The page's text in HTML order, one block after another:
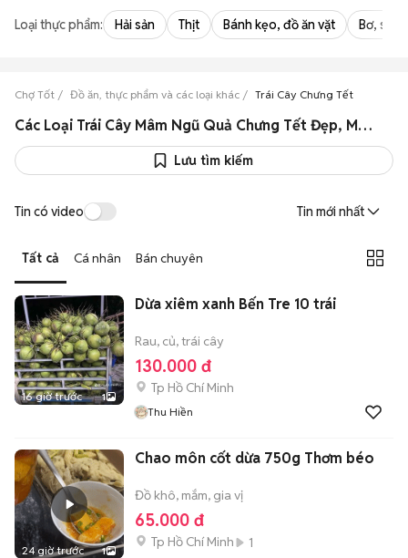
Loại thực phẩm: Hải sản Thịt Bánh kẹo, đồ ăn vặt Bơ,
Chợ Tốt Đồ ăn, thực phẩm và các loại khác Trái Cây Chưng Tết
Các Loại Trái Cây Mâm Ngũ Quả Chưng Tết Đẹp, Mang Nhiều Tài Lộc
Lưu tìm kiếm
Tin có video Tin mới nhất
Tất cả Cá nhân Bán chuyên
16 giờ trước 1
Dừa xiêm xanh Bến Tre 10 trái
Rau, củ, trái cây
130.000 đ
Tp Hồ Chí Minh
Thu Hiền
24 giờ trước 1
Chao môn cốt dừa 750g Thơm béo
Đồ khô, mắm, gia vị
65.000 đ
Tp Hồ Chí Minh 1